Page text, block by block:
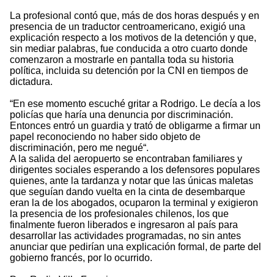
La profesional contó que, más de dos horas después y en
presencia de un traductor centroamericano, exigió una
explicación respecto a los motivos de la detención y que,
sin mediar palabras, fue conducida a otro cuarto donde
comenzaron a mostrarle en pantalla toda su historia
política, incluida su detención por la CNI en tiempos de
dictadura.
“En ese momento escuché gritar a Rodrigo. Le decía a los
policías que haría una denuncia por discriminación.
Entonces entró un guardia y trató de obligarme a firmar un
papel reconociendo no haber sido objeto de
discriminación, pero me negué“.
A la salida del aeropuerto se encontraban familiares y
dirigentes sociales esperando a los defensores populares
quienes, ante la tardanza y notar que las únicas maletas
que seguían dando vuelta en la cinta de desembarque
eran la de los abogados, ocuparon la terminal y exigieron
la presencia de los profesionales chilenos, los que
finalmente fueron liberados e ingresaron al país para
desarrollar las actividades programadas, no sin antes
anunciar que pedirían una explicación formal, de parte del
gobierno francés, por lo ocurrido.